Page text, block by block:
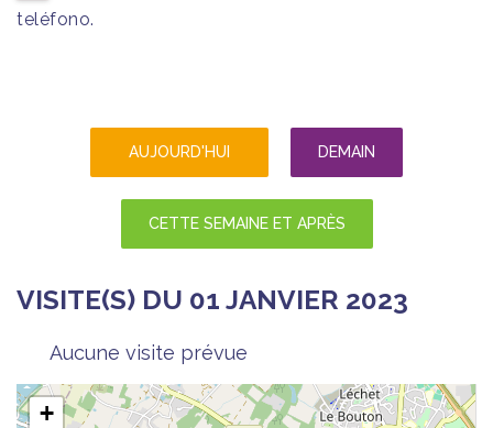
teléfono.
AUJOURD'HUI DEMAIN
CETTE SEMAINE ET APRÈS
VISITE(S) DU 01 JANVIER 2023
Aucune visite prévue
+